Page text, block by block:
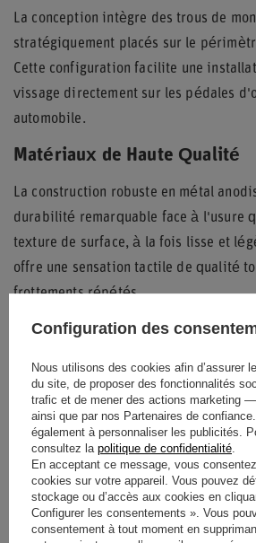
La conception intègre des trous de
stratégiquement placés sur le
Cette configuration facilite une
vissage directement sur les pédales
automobile.
Matériaux de Haute Qualité
La construction robuste en métal
durabilité remarquable face à l'usure
texture de surface, à la fois lisse et
offre une sensation tactile de qualité
frottements répétés.
État
Catégorie
Accessoires de voiture Couvre-
Marque Sparco
Couleur Noir
Configuration des
Nous utilisons des cookies afin d’assurer
du site, de proposer des fonctionnalités
trafic et de mener des actions marketing
ainsi que par nos Partenaires de
également à personnaliser les publicités.
consultez la politique de confidentialité.
En acceptant ce message, vous
cookies sur votre appareil. Vous pouvez
stockage ou d’accès aux cookies en
Configurer les consentements ». Vous
consentement à tout moment en